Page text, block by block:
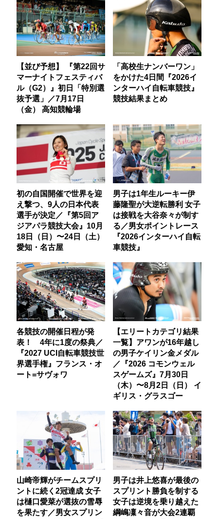
【並び予想】 『第22回サ
マーナイトフェスティバ
ル（G2）』初日「特別選
抜予選」／7月17日
（金） 高知競輪場
「高校生ナンバーワン」
をかけた4日間『2026イ
ンターハイ自転車競技』
競技結果まとめ
初の自国開催で世界を迎
え撃つ、9人の日本代表
選手が決定／『第5回ア
ジアパラ競技大会』10月
18日（日）〜24日（土）
愛知・名古屋
男子は1年生ルーキー伊
藤隆聖が大逆転勝利 女子
は接戦を大谷奈々が制す
る／男女ポイントレース
『2026インターハイ自転
車競技』
各競技の開催日程が発
表！ 4年に1度の祭典／
『2027 UCI自転車競技世
界選手権』フランス・オ
ート=サヴォワ
【エリートカテゴリ結果
一覧】アワンが16年越し
の男子ケイリン金メダル
／『2026 コモンウェル
スゲームズ』7月30日
（木）〜8月2日（日） イ
ギリス・グラスゴー
山崎帝輝がチームスプリ
ントに続く2冠達成 女子
は樋口愛菜が選抜の雪辱
を果たす／男女スプリン
男子は井上悠喜が最後の
スプリント勝負を制する
女子は逆境を乗り越えた
綱嶋凜々音が大会2連覇